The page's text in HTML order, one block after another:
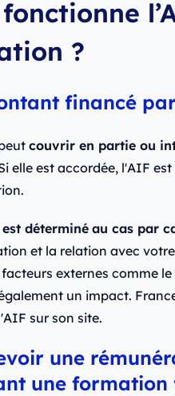
?
financé
couvrir en partie ou
elle est accordée, l'AIF
déterminé au cas par
et la relation avec
externes comme
un impact.
sur son site.
une
une formation